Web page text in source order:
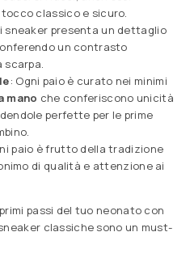
classico e sicuro.
sneaker presenta un dettaglio
un contrasto
scarpa.
: Ogni paio è curato nei minimi
mano che conferiscono unicità
perfette per le prime
paio è frutto della tradizione
di qualità e attenzione ai
passi del tuo neonato con
classiche sono un must-